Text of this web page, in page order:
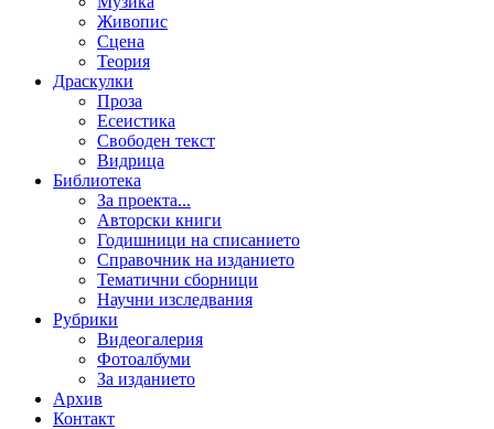
Живопис
Сцена
Теория
Драскулки
Проза
Есеистика
Свободен текст
Видрица
Библиотека
За проекта...
Авторски книги
Годишници на списанието
Справочник на изданието
Тематични сборници
Научни изследвания
Рубрики
Видеогалерия
Фотоалбуми
За изданието
Архив
Контакт